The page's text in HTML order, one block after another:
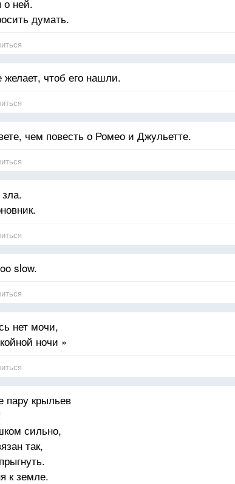
ней.
думать.
желает, чтоб его нашли.
чем повесть о Ромео и Джульетте.
slow.
нет мочи,
ночи »
крыльев
сильно,
так,
к земле.